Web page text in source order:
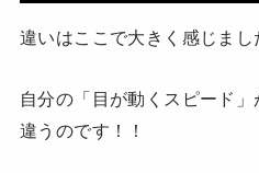
違いはここで大きく感じまし
自分の「目が動くスピード
違うのです！！